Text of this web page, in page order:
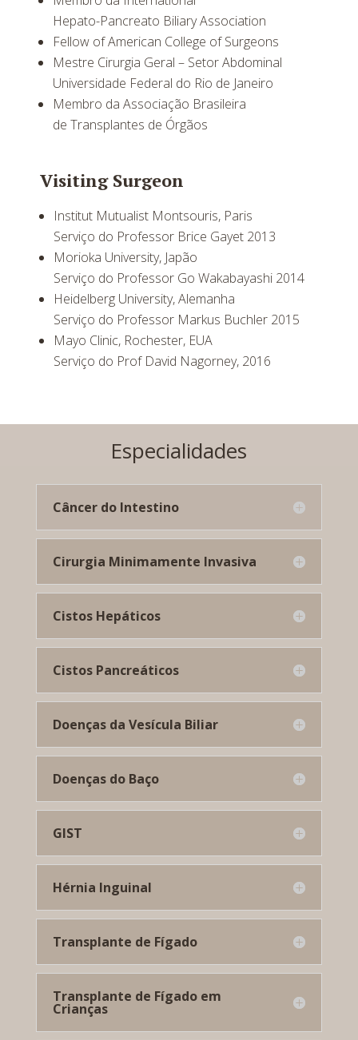
Hepato-Pancreato Biliary Association
Fellow of American College of Surgeons
Mestre Cirurgia Geral – Setor Abdominal
Universidade Federal do Rio de Janeiro
Membro da Associação Brasileira
de Transplantes de Órgãos
Visiting Surgeon
Institut Mutualist Montsouris, Paris
Serviço do Professor Brice Gayet 2013
Morioka University, Japão
Serviço do Professor Go Wakabayashi 2014
Heidelberg University, Alemanha
Serviço do Professor Markus Buchler 2015
Mayo Clinic, Rochester, EUA
Serviço do Prof David Nagorney, 2016
Especialidades
Câncer do Intestino
Cirurgia Minimamente Invasiva
Cistos Hepáticos
Cistos Pancreáticos
Doenças da Vesícula Biliar
Doenças do Baço
GIST
Hérnia Inguinal
Transplante de Fígado
Transplante de Fígado em
Crianças